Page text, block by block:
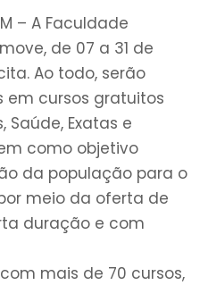
– A Faculdade
de 07 a 31 de
Ao todo, serão
em cursos gratuitos
Saúde, Exatas e
como objetivo
da população para o
meio da oferta de
duração e com
mais de 70 cursos,